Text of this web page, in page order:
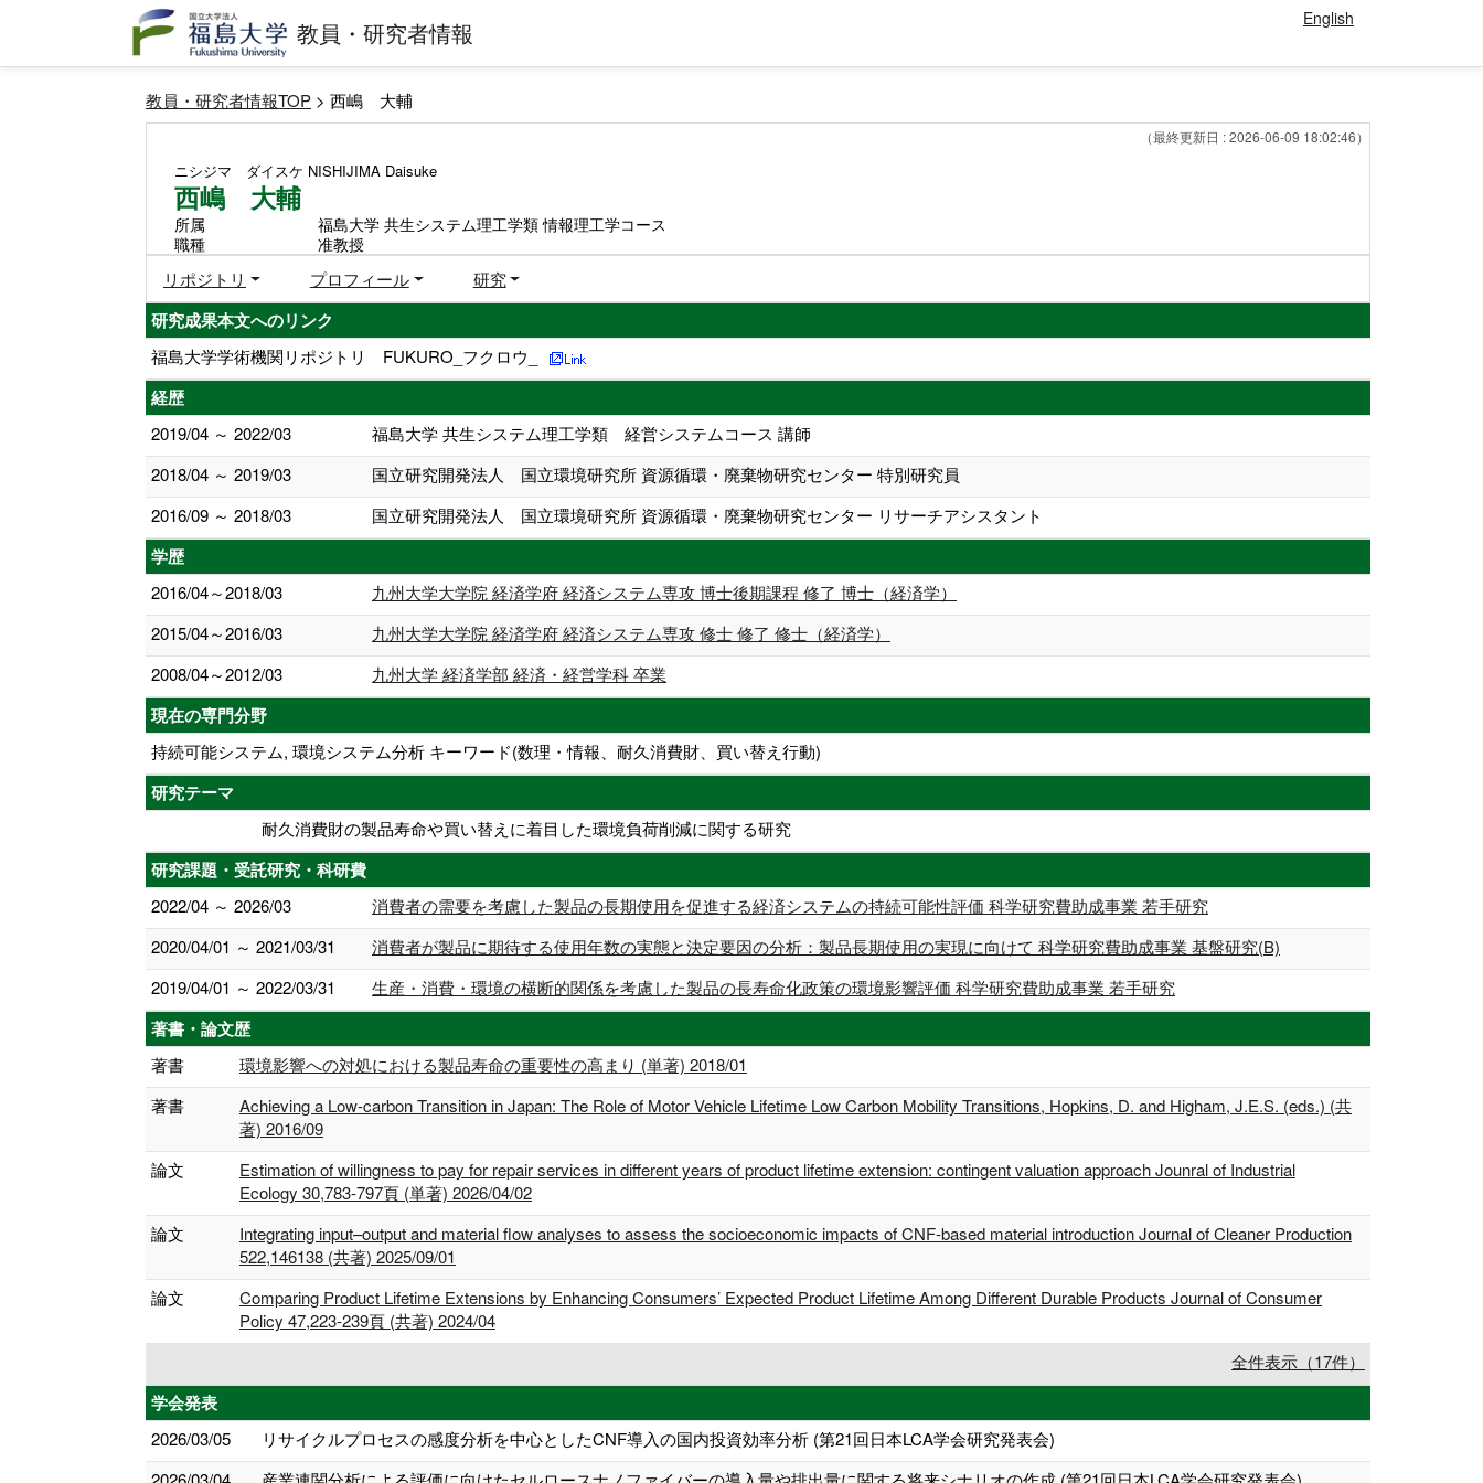
教員・研究者情報 English
教員・研究者情報TOP > 西嶋 大輔
（最終更新日 : 2026-06-09 18:02:46）
ニシジマ ダイスケ NISHIJIMA Daisuke
西嶋 大輔
所属
福島大学 共生システム理工学類 情報理工学コース
職種
准教授
リポジトリ プロフィール 研究
研究成果本文へのリンク
福島大学学術機関リポジトリ FUKURO_フクロウ_
経歴
2019/04 ～ 2022/03
福島大学 共生システム理工学類 経営システムコース 講師
2018/04 ～ 2019/03
国立研究開発法人 国立環境研究所 資源循環・廃棄物研究センター 特別研究員
2016/09 ～ 2018/03
国立研究開発法人 国立環境研究所 資源循環・廃棄物研究センター リサーチアシスタント
学歴
2016/04～2018/03
九州大学大学院 経済学府 経済システム専攻 博士後期課程 修了 博士（経済学）
2015/04～2016/03
九州大学大学院 経済学府 経済システム専攻 修士 修了 修士（経済学）
2008/04～2012/03
九州大学 経済学部 経済・経営学科 卒業
現在の専門分野
持続可能システム, 環境システム分析 キーワード(数理・情報、耐久消費財、買い替え行動)
研究テーマ
耐久消費財の製品寿命や買い替えに着目した環境負荷削減に関する研究
研究課題・受託研究・科研費
2022/04 ～ 2026/03
消費者の需要を考慮した製品の長期使用を促進する経済システムの持続可能性評価 科学研究費助成事業 若手研究
2020/04/01 ～ 2021/03/31
消費者が製品に期待する使用年数の実態と決定要因の分析：製品長期使用の実現に向けて 科学研究費助成事業 基盤研究(B)
2019/04/01 ～ 2022/03/31
生産・消費・環境の横断的関係を考慮した製品の長寿命化政策の環境影響評価 科学研究費助成事業 若手研究
著書・論文歴
著書
環境影響への対処における製品寿命の重要性の高まり (単著) 2018/01
著書
Achieving a Low-carbon Transition in Japan: The Role of Motor Vehicle Lifetime Low Carbon Mobility Transitions, Hopkins, D. and Higham, J.E.S. (eds.) (共
著) 2016/09
論文
Estimation of willingness to pay for repair services in different years of product lifetime extension: contingent valuation approach Jounral of Industrial
Ecology 30,783-797頁 (単著) 2026/04/02
論文
Integrating input–output and material flow analyses to assess the socioeconomic impacts of CNF-based material introduction Journal of Cleaner Production
522,146138 (共著) 2025/09/01
論文
Comparing Product Lifetime Extensions by Enhancing Consumers’ Expected Product Lifetime Among Different Durable Products Journal of Consumer
Policy 47,223-239頁 (共著) 2024/04
全件表示（17件）
学会発表
2026/03/05
リサイクルプロセスの感度分析を中心としたCNF導入の国内投資効率分析 (第21回日本LCA学会研究発表会)